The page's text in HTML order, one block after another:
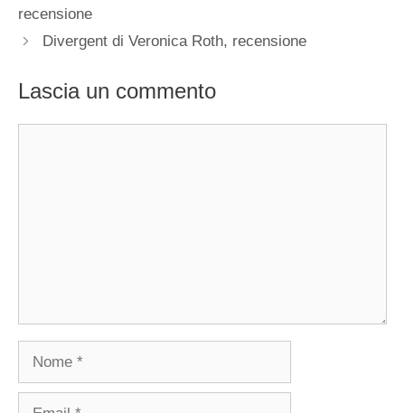
recensione
Divergent di Veronica Roth, recensione
Lascia un commento
Nome
Email